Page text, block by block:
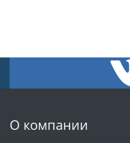
О компании